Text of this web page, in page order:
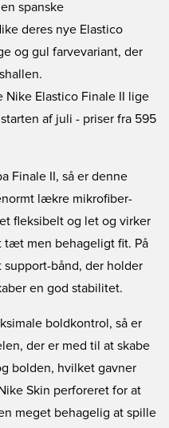
spanske
deres nye Elastico
og gul farvevariant, der
Nike Elastico Finale II lige
af juli - priser fra 595
Finale II, så er denne
lækre mikrofiber-
fleksibelt og let og virker
tæt men behageligt fit. På
bånd, der holder
en god stabilitet.
boldkontrol, så er
der er med til at skabe
bolden, hvilket gavner
Skin perforeret for at
meget behagelig at spille